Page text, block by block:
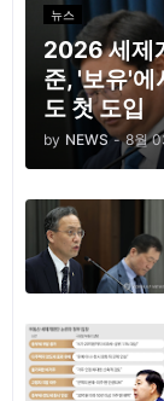
뉴스
2026 세제
준, '보유'
도 첫 도입
by NEWS - 8월